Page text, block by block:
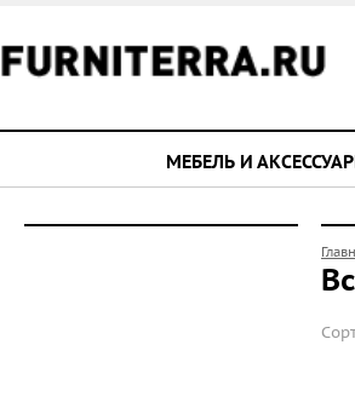
МЕБЕЛЬ И